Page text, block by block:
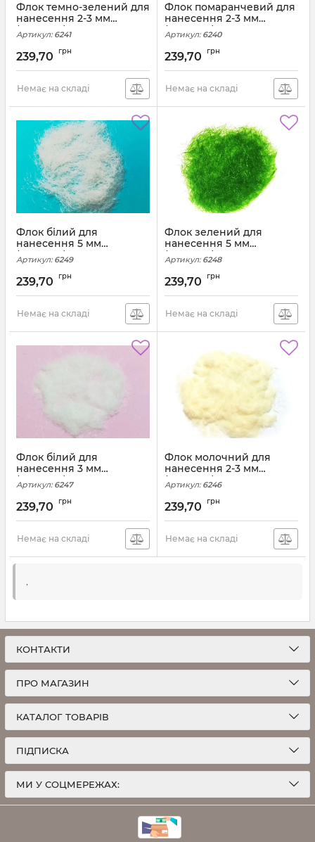
Флок темно-зелений для
нанесення 2-3 мм
(200грам)
Артикул: 6241
239,70 грн
Немає на складі
Флок помаранчевий для
нанесення 2-3 мм
(200грам)
Артикул: 6240
239,70 грн
Немає на складі
Флок білий для
нанесення 5 мм
(200грам)
Артикул: 6249
239,70 грн
Немає на складі
Флок зелений для
нанесення 5 мм
(200грам)
Артикул: 6248
239,70 грн
Немає на складі
Флок білий для
нанесення 3 мм
(200грам)
Артикул: 6247
239,70 грн
Немає на складі
Флок молочний для
нанесення 2-3 мм
(200грам)
Артикул: 6246
239,70 грн
Немає на складі
.
КОНТАКТИ
ПРО МАГАЗИН
КАТАЛОГ ТОВАРІВ
ПІДПИСКА
МИ У СОЦМЕРЕЖАХ: